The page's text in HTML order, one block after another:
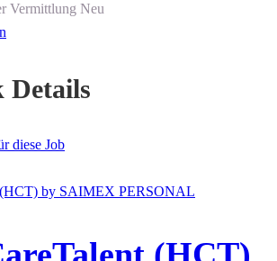
Vermittlung Neu
Details
diese Job